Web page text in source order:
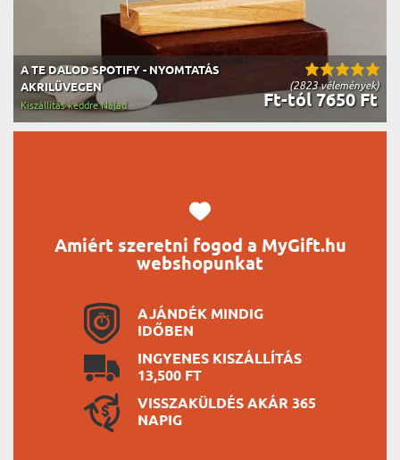
(2823 vélemények)
A TE DALOD SPOTIFY - NYOMTATÁS
AKRILÜVEGEN
Ft-tól 7650 Ft
Kiszállítás keddre Nálad
Amiért szeretni fogod a MyGift.hu
webshopunkat
AJÁNDÉK MINDIG
IDŐBEN
INGYENES KISZÁLLÍTÁS
13,500 FT
VISSZAKÜLDÉS AKÁR 365
NAPIG